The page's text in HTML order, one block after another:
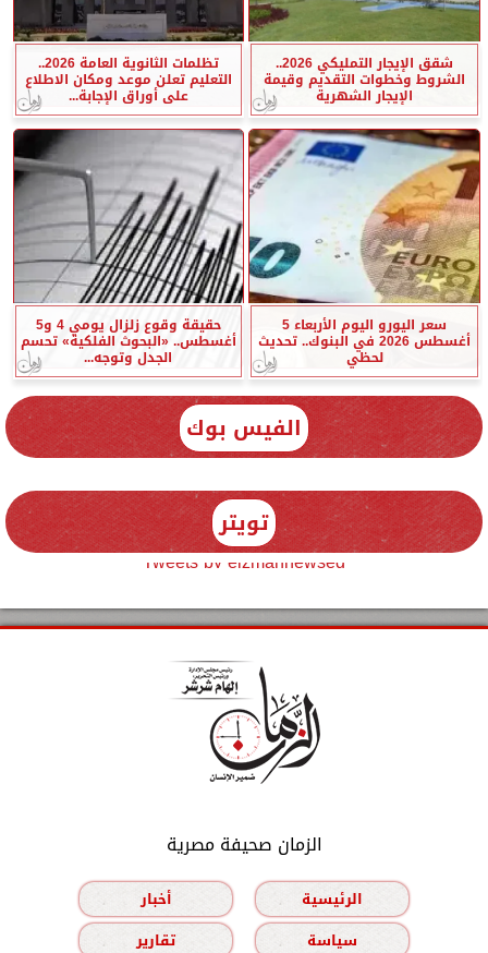
شقق الإيجار التمليكي 2026..
الشروط وخطوات التقديم وقيمة
الإيجار الشهرية
تظلمات الثانوية العامة 2026..
التعليم تعلن موعد ومكان الاطلاع
على أوراق الإجابة...
سعر اليورو اليوم الأربعاء 5
أغسطس 2026 في البنوك.. تحديث
لحظي
حقيقة وقوع زلزال يومي 4 و5
أغسطس.. «البحوث الفلكية» تحسم
الجدل وتوجه...
الفيس بوك
تويتر
Tweets by elzmannewseg
الزمان صحيفة مصرية
الرئيسية
أخبار
سياسة
تقارير